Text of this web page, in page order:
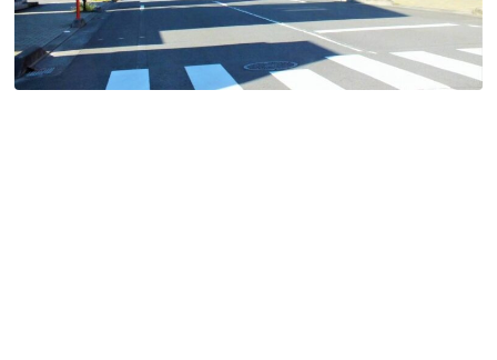
運営
特定商取引法に基づく表記